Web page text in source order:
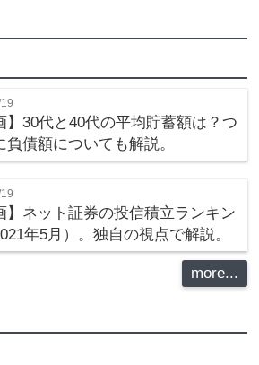
】30代と40代の平均貯蓄額は？つ
負債額についても解説。
】ネット証券の投信積立ランキン
年5月）。独自の視点で解説。
more...